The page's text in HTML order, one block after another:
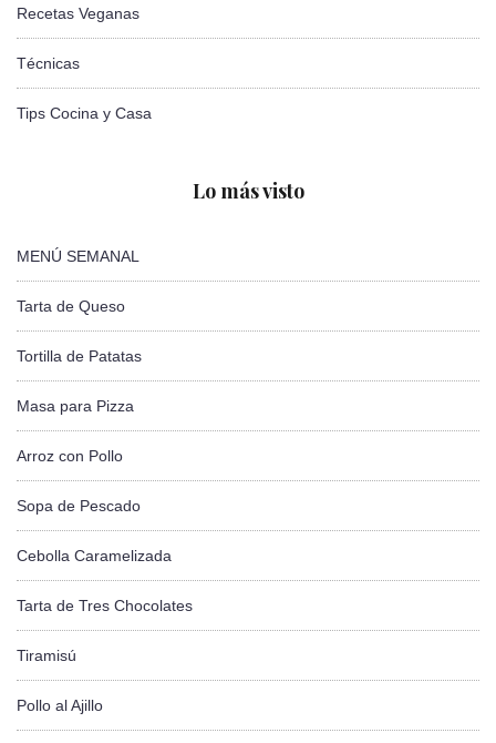
Recetas Veganas
Técnicas
Tips Cocina y Casa
Lo más visto
MENÚ SEMANAL
Tarta de Queso
Tortilla de Patatas
Masa para Pizza
Arroz con Pollo
Sopa de Pescado
Cebolla Caramelizada
Tarta de Tres Chocolates
Tiramisú
Pollo al Ajillo